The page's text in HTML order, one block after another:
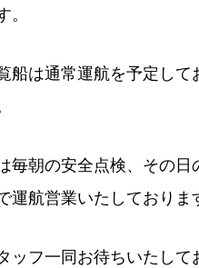
船は通常運航を予定し
毎朝の安全点検、その
運航営業いたしておりま
ッフ一同お待ちいたして